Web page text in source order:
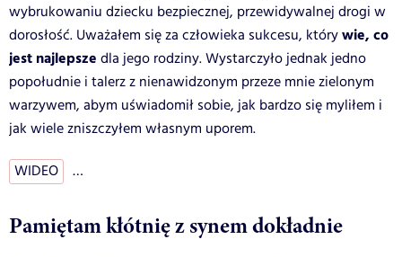
wybrukowaniu dziecku bezpiecznej, przewidywalnej drogi w
dorosłość. Uważałem się za człowieka sukcesu, którywie, co
jest najlepsze dla jego rodziny. Wystarczyło jednak jedno
popołudnie i talerz z nienawidzonym przeze mnie zielonym
warzywem, abym uświadomił sobie, jak bardzo się myliłem i
jak wiele zniszczyłem własnym uporem.
WIDEO …
Pamiętam kłótnię z synem dokładnie